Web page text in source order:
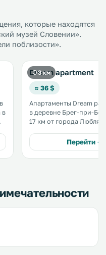
которые находятся
музей Словении».
поблизости».
в
3 км
Dream apartment
≈ 36 $
Апартаменты Dream
в деревне Брег-при-
17 км от города
курорта Черкно. До знаменитой
пещеры Постойнска-
Для гостей
Перейти →